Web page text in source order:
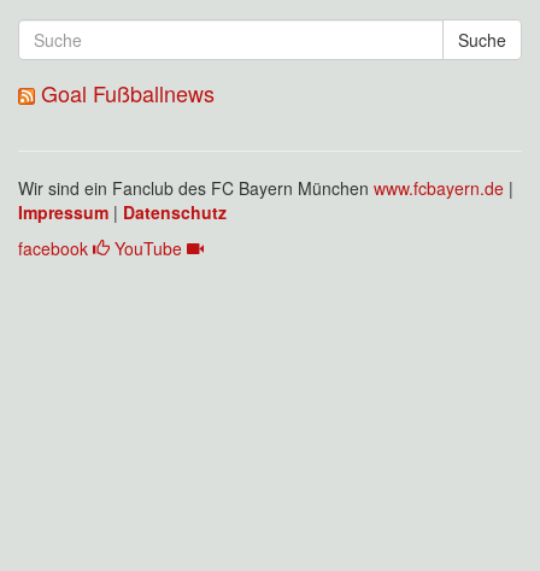
Suche
Goal Fußballnews
Wir sind ein Fanclub des FC Bayern München www.fcbayern.de |
Impressum | Datenschutz
facebook
YouTube